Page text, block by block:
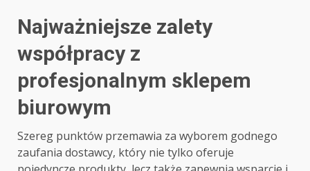
Najważniejsze zalety
współpracy z
profesjonalnym sklepem
biurowym
Szereg punktów przemawia za wyborem godnego
zaufania dostawcy, który nie tylko oferuje